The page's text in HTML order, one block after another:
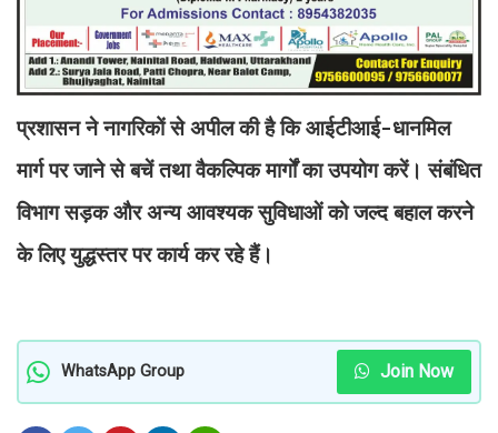
प्रशासन ने नागरिकों से अपील की है कि आईटीआई-धानमिल
मार्ग पर जाने से बचें तथा वैकल्पिक मार्गों का उपयोग करें। संबंधित
विभाग सड़क और अन्य आवश्यक सुविधाओं को जल्द बहाल करने
के लिए युद्धस्तर पर कार्य कर रहे हैं।
WhatsApp Group Join Now